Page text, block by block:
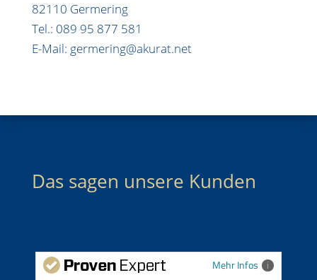
82110 Germering
Tel.: 089 95 877 581
E-Mail: germering@akurat.net
Das sagen unsere Kunden
Mehr Infos